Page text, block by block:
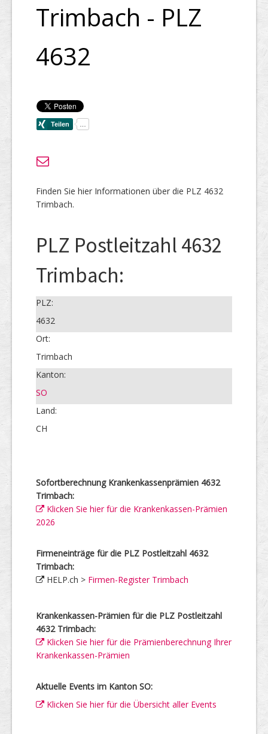
Trimbach - PLZ
4632
Finden Sie hier Informationen über die PLZ 4632
Trimbach.
PLZ Postleitzahl 4632
Trimbach:
PLZ:
4632
Ort:
Trimbach
Kanton:
SO
Land:
CH
Sofortberechnung Krankenkassenprämien 4632
Trimbach:
Klicken Sie hier für die Krankenkassen-Prämien
2026
Firmeneinträge für die PLZ Postleitzahl 4632
Trimbach:
HELP.ch > Firmen-Register Trimbach
Krankenkassen-Prämien für die PLZ Postleitzahl
4632 Trimbach:
Klicken Sie hier für die Prämienberechnung Ihrer
Krankenkassen-Prämien
Aktuelle Events im Kanton SO:
Klicken Sie hier für die Übersicht aller Events